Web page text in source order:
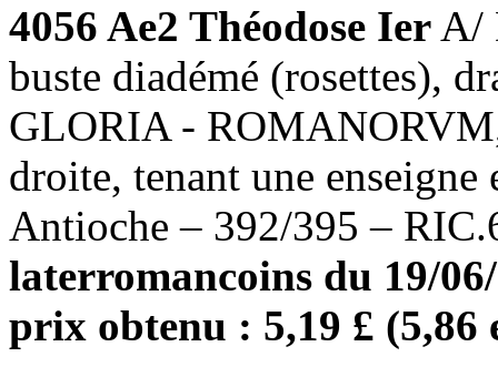
4056 Ae2 Théodose Ier A/
buste diadémé (rosettes),
GLORIA -
droite, tenant une
Antioche – 392/395 –
laterromancoins du 19/
prix obtenu : 5,19 £ (5,86